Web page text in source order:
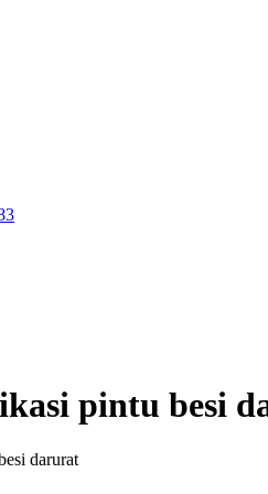
pintu besi
darurat